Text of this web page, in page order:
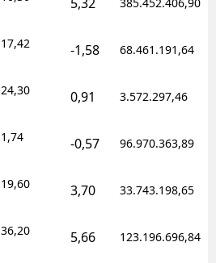
17,42 -1,58 68.461.191,64
24,30 0,91 3.572.297,46
1,74 -0,57 96.970.363,89
19,60 3,70 33.743.198,65
36,20 5,66 123.196.696,84